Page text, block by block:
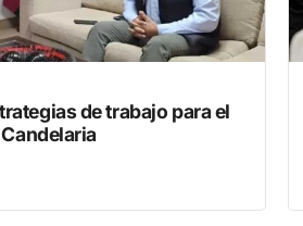
de trabajo para el